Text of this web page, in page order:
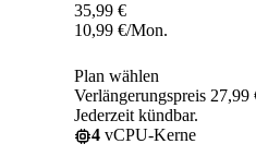
35,99 €
10,99 €/Mon.
Plan wählen
Verlängerungspreis
Jederzeit kündbar.
4 vCPU-Kerne